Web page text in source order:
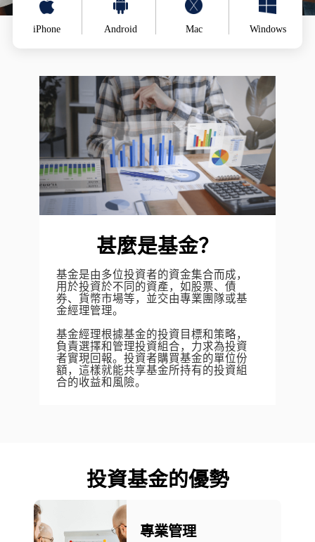
iPhone Android Mac Windows
甚麼是基金？
基金是由多位投資者的資金集合而成，
用於投資於不同的資產，如股票、債
券、貨幣市場等，並交由專業團隊或基
金經理管理。
基金經理根據基金的投資目標和策略，
負責選擇和管理投資組合，力求為投資
者實現回報。投資者購買基金的單位份
額，這樣就能共享基金所持有的投資組
合的收益和風險。
投資基金的優勢
專業管理